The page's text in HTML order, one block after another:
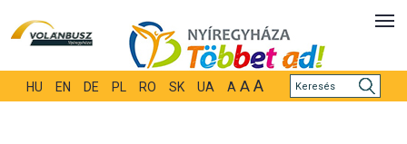
HU EN DE PL RO SK UA A A A